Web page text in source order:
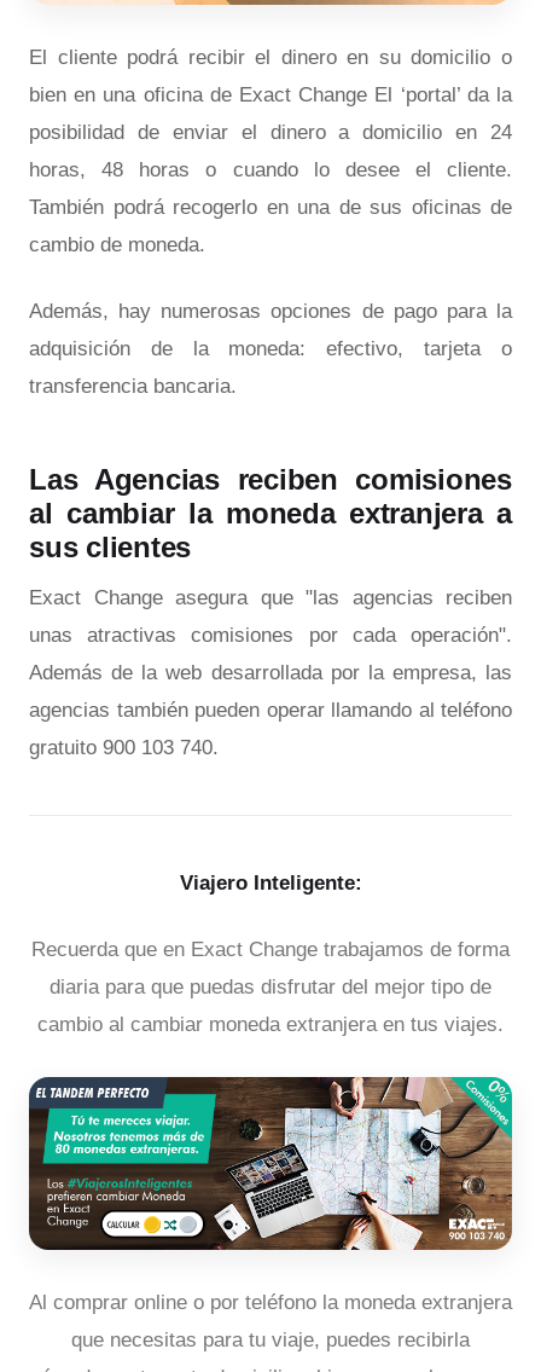
El cliente podrá recibir el dinero en su domicilio o
bien en una oficina de Exact Change El ‘portal’ da la
posibilidad de enviar el dinero a domicilio en 24
horas, 48 horas o cuando lo desee el cliente.
También podrá recogerlo en una de sus oficinas de
cambio de moneda.
Además, hay numerosas opciones de pago para la
adquisición de la moneda: efectivo, tarjeta o
transferencia bancaria.
Las Agencias reciben comisiones
al cambiar la moneda extranjera a
sus clientes
Exact Change asegura que "las agencias reciben
unas atractivas comisiones por cada operación".
Además de la web desarrollada por la empresa, las
agencias también pueden operar llamando al teléfono
gratuito 900 103 740.
Viajero Inteligente:
Recuerda que en Exact Change trabajamos de forma
diaria para que puedas disfrutar del mejor tipo de
cambio al cambiar moneda extranjera en tus viajes.
Al comprar online o por teléfono la moneda extranjera
que necesitas para tu viaje, puedes recibirla